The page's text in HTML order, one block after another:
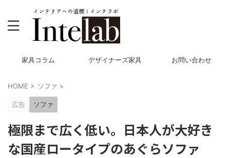
家具コラム デザイナーズ家具 お問い合わせ
HOME > ソファ >
広告 ソファ
極限まで広く低い。日本人が大好き
な国産ロータイプのあぐらソファ